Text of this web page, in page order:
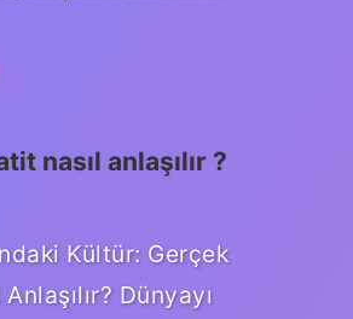
nasıl anlaşılır ?
Kültür: Gerçek
Dünyayı